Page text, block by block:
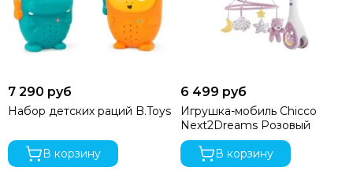
7 290 руб
Набор детских раций B.Toys
В корзину
6 499 руб
Игрушка-мобиль Chicco
Next2Dreams Розовый
В корзину